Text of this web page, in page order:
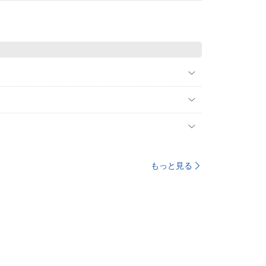
もっと見る